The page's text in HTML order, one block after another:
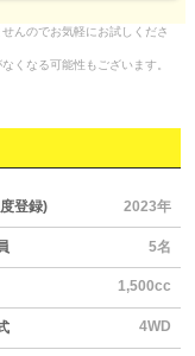
んのでお気軽にお試しくださ
くなる可能性もございます。
登録) 2023年
5名
1,500cc
4WD